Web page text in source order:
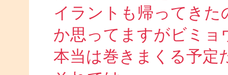
イラントも帰ってき
か思ってますがビミョ
本当は巻きまくる予定